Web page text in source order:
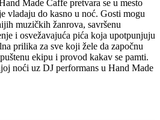
Made Caffe pretvara se u mesto
vladaju do kasno u noć. Gosti mogu
muzičkih žanrova, savršenu
i osvežavajuća pića koja upotpunjuju
prilika za sve koji žele da započnu
ekipu i provod kakav se pamti.
noći uz DJ performans u Hand Made